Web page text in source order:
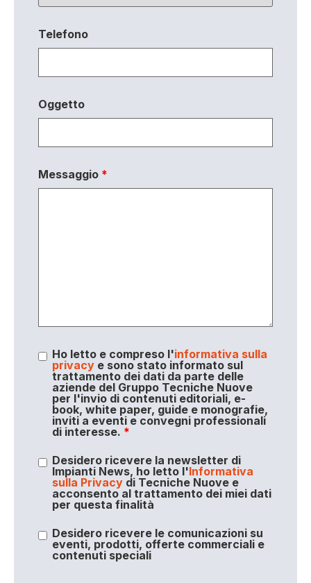
Telefono
Oggetto
Messaggio *
Ho letto e compreso l'informativa sulla
privacye sono stato informato sul
trattamento dei dati da parte delle
aziende del Gruppo Tecniche Nuove
per l'invio di contenuti editoriali, e-
book, white paper, guide e monografie,
inviti a eventi e convegni professionali
di interesse. *
Desidero ricevere la newsletter di
Impianti News, ho letto l'Informativa
sulla Privacydi Tecniche Nuove e
acconsento al trattamento dei miei dati
per questa finalità
Desidero ricevere le comunicazioni su
eventi, prodotti, offerte commerciali e
contenuti speciali